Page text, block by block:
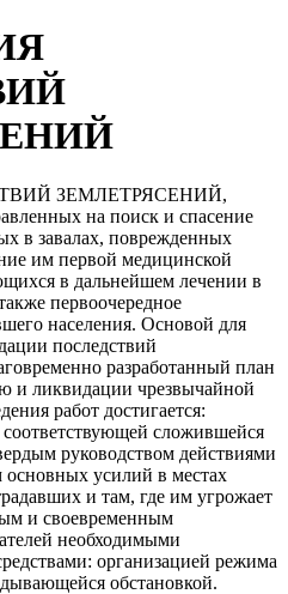
ЗЕМЛЕТРЯСЕНИЙ,
на поиск и спасение
в завалах, поврежденных
им первой медицинской
в дальнейшем лечении в
первоочередное
населения. Основой для
последствий
разработанный план
и ликвидации чрезвычайной
работ достигается:
сложившейся
руководством действиями
основных усилий в местах
и там, где им угрожает
и своевременным
необходимыми
организацией режима
обстановкой.